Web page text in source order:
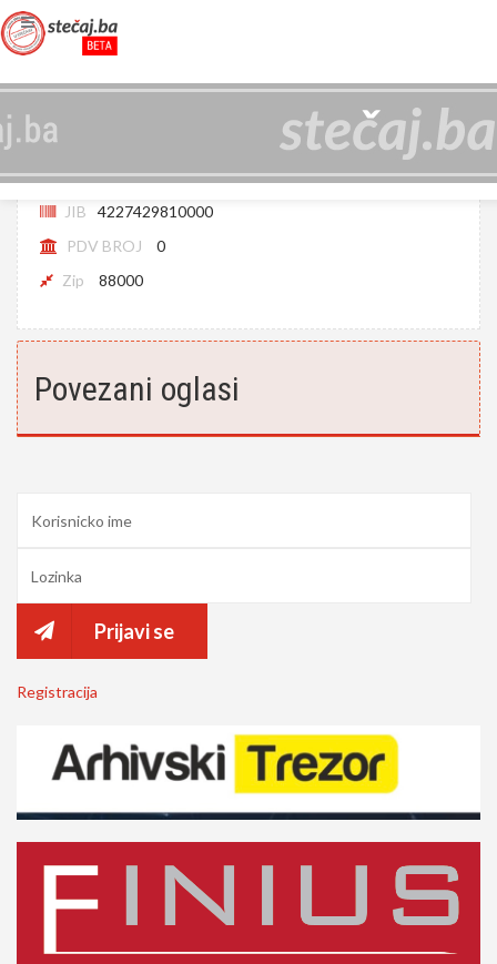
ARUBA D.O.O. U LIKVIDACIJI MOSTAR
JIB
4227429810000
PDV BROJ
0
Zip
88000
Povezani oglasi
Prijavi se
Registracija